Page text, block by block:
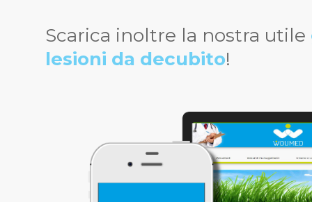
Scarica inoltre la nostra utile
lesioni da decubito!